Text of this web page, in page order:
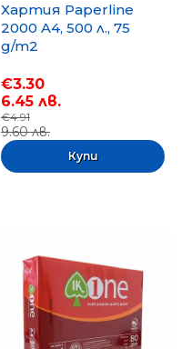
Хартия Paperline
2000 A4, 500 л., 75
g/m2
€3.30
6.45 лв.
€4.91
9.60 лв.